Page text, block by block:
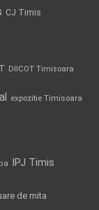
CJ Timis
DIICOT Timisoara
expozitie Timisoara
IPJ Timis
de mita